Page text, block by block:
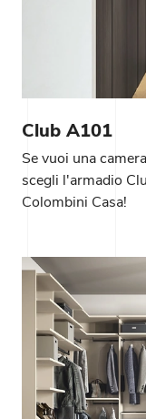
Club A101
Se vuoi una
scegli l'armadio
Colombini Casa!